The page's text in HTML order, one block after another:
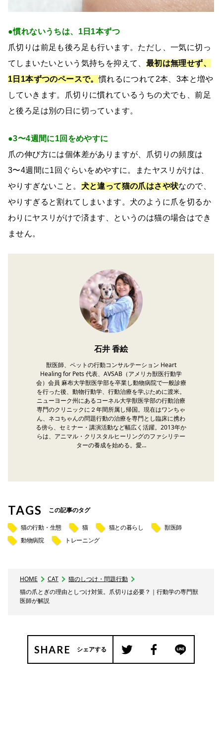
●慣れないうちは、1日1本ずつ
爪切りは前足も後ろ足も行います。ただし、一気に切っ
てしまいたいという気持ちを抑えて、 最初は無理せず、
1日1本ずつのペースで。慣れるにつれて2本、3本と増や
していきます。爪切りに慣れているうちの犬でも、前足
と後ろ足は別の日に切っています。
●3〜4週間に1回をめやすに
爪の伸び方には個体差がありますが、爪切りの頻度は
3〜4週間に1回ぐらいをめやすに。またヤスリがけは、
やりすぎないこと。 犬と違って猫の爪はさや状なので、
やりすぎると割れてしまいます。犬のように爪を切るか
わりにヤスリがけで済ます、というのは猫の場合はでき
ません。
石井 香絵
獣医師、ペットの行動コンサルテーション Heart
Healing for Pets 代表、AVSAB（アメリカ獣医行動学
会）会員 麻布大学獣医学部を卒業し動物病院で一般診療
を行った後、動物行動学、行動治療を学ぶために渡米。
ニューヨーク州にあるコーネル大学獣医学部の行動治療
専門のクリニックに２年間所属し帰国。現在はワンちゃ
ん、ネコちゃんの問題行動の治療を専門とし臨床に携わ
る傍ら、セミナー・講演活動など幅広く活躍。2013年か
らは、アニマル・クリスタルヒーリングのファシリテー
ターの養成を始める。愛…
TAGS この記事のタグ
猫の行動・生態 猫 猫との暮らし
獣医師
動物病院
トレーニング
HOME CAT
猫のしつけ・問題行動
猫の爪とぎの理由としつけ対策。爪切りは必要？｜行動学の専門獣
医師が解説
SHARE シェアする